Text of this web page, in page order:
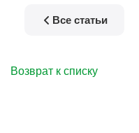
Все статьи
Возврат к списку